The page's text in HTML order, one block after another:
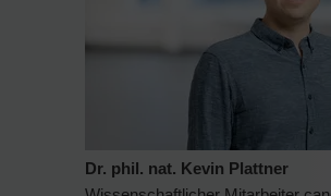
Dr. phil. nat. Kevin Plattner